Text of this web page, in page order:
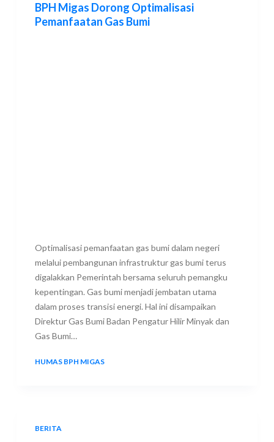
BPH Migas Dorong Optimalisasi
Pemanfaatan Gas Bumi
Optimalisasi pemanfaatan gas bumi dalam negeri
melalui pembangunan infrastruktur gas bumi terus
digalakkan Pemerintah bersama seluruh pemangku
kepentingan. Gas bumi menjadi jembatan utama
dalam proses transisi energi. Hal ini disampaikan
Direktur Gas Bumi Badan Pengatur Hilir Minyak dan
Gas Bumi…
HUMAS BPH MIGAS
BERITA